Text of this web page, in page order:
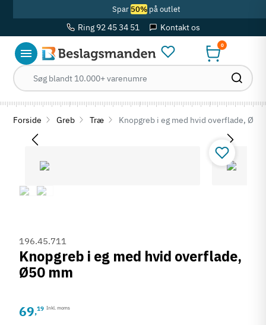
Spar 50%på outlet
Ring 92 45 34 51 Kontakt os
0
Forside Greb Træ Knopgreb i eg med hvid overflade, Ø50
196.45.711
Knopgreb i eg med hvid overflade,
Ø50 mm
69,19 Inkl. moms